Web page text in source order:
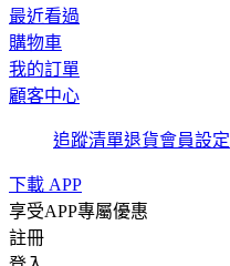
最近看過
購物車
我的訂單
顧客中心
追蹤清單退貨會員設定
下載 APP
享受APP專屬優惠
註冊